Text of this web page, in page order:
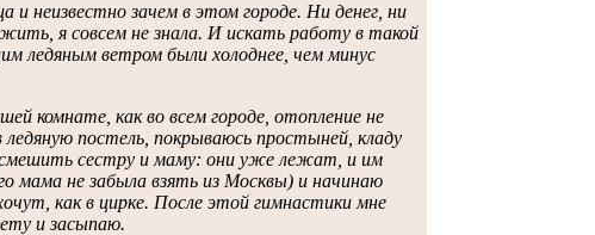
неизвестно зачем в этом городе. Ни денег, ни
я совсем не знала. И искать работу в такой
ледяным ветром были холоднее, чем минус
комнате, как во всем городе, отопление не
постель, покрываюсь простыней, кладу
сестру и маму: они уже лежат, и им
мама не забыла взять из Москвы) и начинаю
как в цирке. После этой гимнастики мне
и засыпаю.